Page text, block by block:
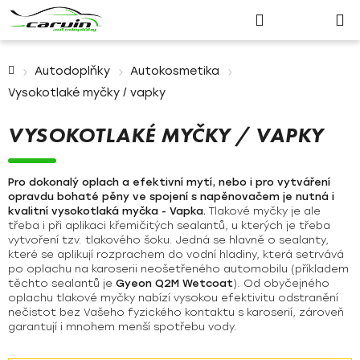
Přihlášení
košík
Autodoplňky
Autokosmetika
Vysokotlaké myčky / vapky
VYSOKOTLAKÉ MYČKY / VAPKY
Pro dokonalý oplach a efektivní mytí, nebo i pro vytváření
opravdu bohaté pěny ve spojení s napěnovačem je nutná i
kvalitní vysokotlaká myčka - Vapka. Tlakové myčky je ale
třeba i při aplikaci křemičitých sealantů, u kterých je třeba
vytvoření tzv. tlakového šoku. Jedná se hlavně o sealanty,
které se aplikují rozprachem do vodní hladiny, která setrvává
po oplachu na karoserii neošetřeného automobilu (příkladem
těchto sealantů je Gyeon Q2M Wetcoat). Od obyčejného
oplachu tlakové myčky nabízí vysokou efektivitu odstranění
nečistot bez Vašeho fyzického kontaktu s karoserií, zároveň
garantují i mnohem menší spotřebu vody.